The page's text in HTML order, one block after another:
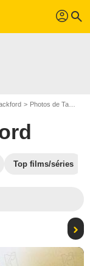
profil search
Photos de Taylor Hackford
Top films/séries